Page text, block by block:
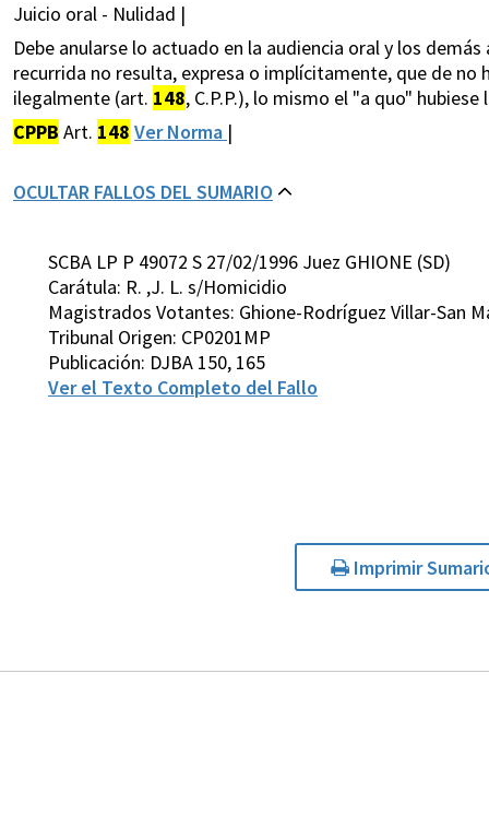
Juicio oral - Nulidad |
Debe anularse lo actuado en la audiencia oral y los
recurrida no resulta, expresa o implícitamente, que de
ilegalmente (art. 148, C.P.P.), lo mismo el "a quo"
CPPB Art. 148 Ver Norma |
OCULTAR FALLOS DEL SUMARIO
SCBA LP P 49072 S 27/02/1996 Juez GHIONE (SD)
Carátula: R. ,J. L. s/Homicidio
Magistrados Votantes: Ghione-Rodríguez Villar-San
Tribunal Origen: CP0201MP
Publicación: DJBA 150, 165
Ver el Texto Completo del Fallo
Imprimir